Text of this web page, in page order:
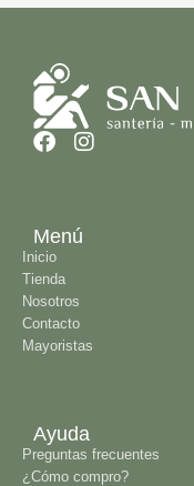
Cada pieza está trabajada
Disponible en distintos colores.
Menú
Inicio
Tienda
Nosotros
Contacto
Mayoristas
Ayuda
Preguntas frecuentes
¿Cómo compro?